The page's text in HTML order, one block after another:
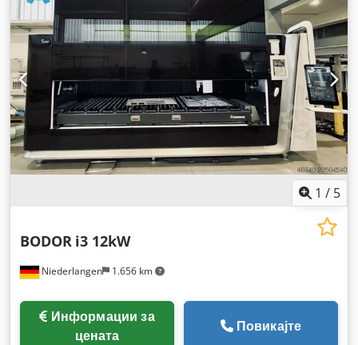
1 / 5
Niederlangen 1.656 km
BODOR i3 12kW
цената
Повикајте